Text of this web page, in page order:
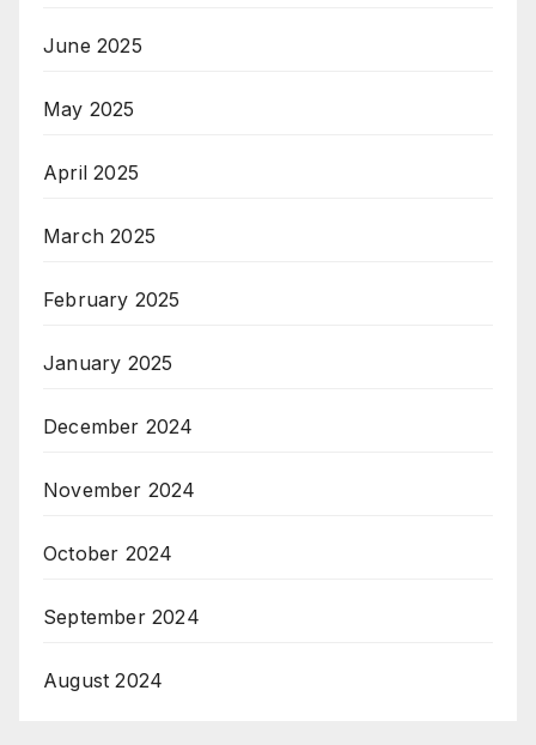
June 2025
May 2025
April 2025
March 2025
February 2025
January 2025
December 2024
November 2024
October 2024
September 2024
August 2024